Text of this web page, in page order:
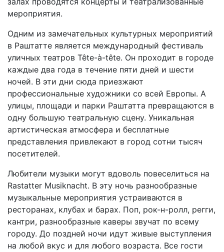
мероприятия.
Одним из замечательных культурных мероприятий
в Раштатте является международный фестиваль
уличных театров Tête-à-tête. Он проходит в городе
каждые два года в течение пяти дней и шести
ночей. В эти дни сюда приезжают
профессиональные художники со всей Европы. А
улицы, площади и парки Раштатта превращаются в
одну большую театральную сцену. Уникальная
артистическая атмосфера и бесплатные
представления привлекают в город сотни тысяч
посетителей.
Любители музыки могут вдоволь повеселиться на
Rastatter Musiknacht. В эту ночь разнообразные
музыкальные мероприятия устраиваются в
ресторанах, клубах и барах. Поп, рок-н-ролл, регги,
кантри, разнообразные каверы звучат по всему
городу. До поздней ночи идут живые выступления
на любой вкус и для любого возраста. Все гости